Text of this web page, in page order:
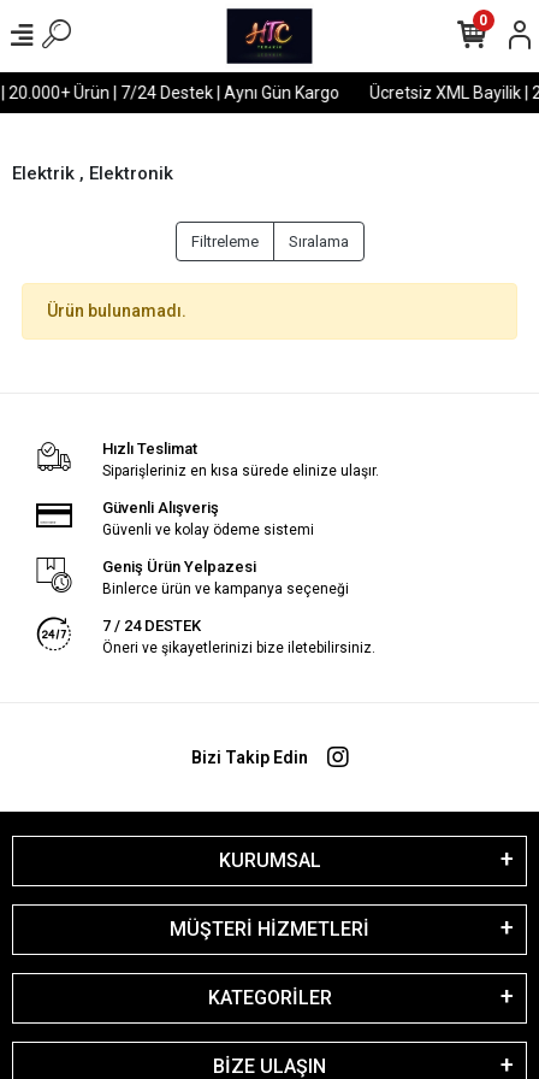
Ürün | 7/24 Destek | Aynı Gün Kargo Ücretsiz XML Bayilik |
0
Elektrik , Elektronik
Filtreleme Sıralama
Ürün bulunamadı.
Hızlı Teslimat
Siparişleriniz en kısa sürede elinize ulaşır.
Güvenli Alışveriş
Güvenli ve kolay ödeme sistemi
Geniş Ürün Yelpazesi
Binlerce ürün ve kampanya seçeneği
7 / 24 DESTEK
Öneri ve şikayetlerinizi bize iletebilirsiniz.
Bizi Takip Edin
KURUMSAL
MÜŞTERİ HİZMETLERİ
KATEGORİLER
BİZE ULAŞIN